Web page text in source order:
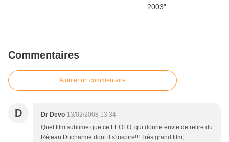
Commentaires
Ajouter un commentaire
D Dr Devo 13/02/2008 13:34
Quel film sublime que ce LEOLO, qui donne envie de relire du
Réjean Ducharme dont il s'inspire!!! Très grand film,